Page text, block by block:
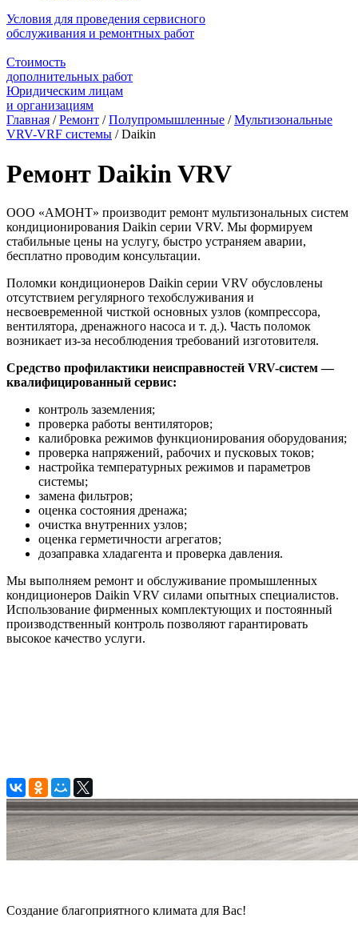
Условия для проведения сервисного
обслуживания и ремонтных работ
Стоимость
дополнительных работ
Юридическим лицам
и организациям
Главная /Ремонт /Полупромышленные /Мультизональные
VRV-VRF системы /Daikin
Ремонт Daikin VRV
ООО «АМОНТ» производит ремонт мультизональных систем
кондиционирования Daikin серии VRV. Мы формируем
стабильные цены на услугу, быстро устраняем аварии,
бесплатно проводим консультации.
Поломки кондиционеров Daikin серии VRV обусловлены
отсутствием регулярного техобслуживания и
несвоевременной чисткой основных узлов (компрессора,
вентилятора, дренажного насоса и т. д.). Часть поломок
возникает из-за несоблюдения требований изготовителя.
Средство профилактики неисправностей VRV-систем —
квалифицированный сервис:
контроль заземления;
проверка работы вентиляторов;
калибровка режимов функционирования оборудования;
проверка напряжений, рабочих и пусковых токов;
настройка температурных режимов и параметров
системы;
замена фильтров;
оценка состояния дренажа;
очистка внутренних узлов;
оценка герметичности агрегатов;
дозаправка хладагента и проверка давления.
Мы выполняем ремонт и обслуживание промышленных
кондиционеров Daikin VRV силами опытных специалистов.
Использование фирменных комплектующих и постоянный
производственный контроль позволяют гарантировать
высокое качество услуги.
Создание благоприятного климата для Вас!